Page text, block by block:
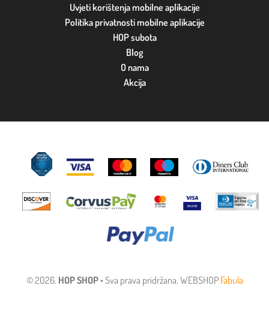
Uvjeti korištenja mobilne aplikacije
Politika privatnosti mobilne aplikacije
HOP subota
Blog
O nama
Akcija
© 2026. HOP SHOP• Sva prava pridržana. WEBSHOP Fabula